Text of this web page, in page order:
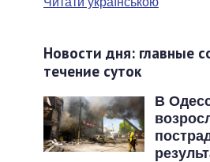
Новости дня: главные
течение суток
В